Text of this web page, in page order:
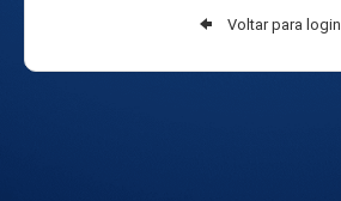
Voltar para login